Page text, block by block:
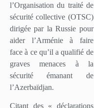
l’Organisation du traité de
sécurité collective (OTSC)
dirigée par la Russie pour
aider l’Arménie à faire
face à ce qu’il a qualifié de
graves menaces à la
sécurité émanant de
l’Azerbaïdjan.
Citant des « déclarations